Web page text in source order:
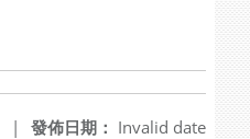
發佈日期： Invalid date
|